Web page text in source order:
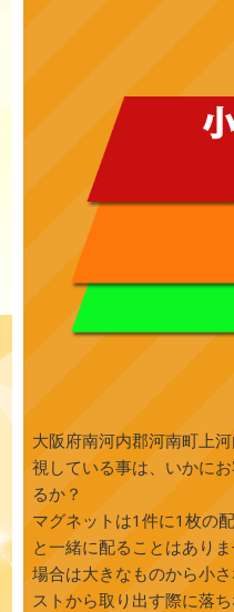
大阪府南河内郡河南町上
視している事は、いかに
るか？
マグネットは1件に1枚の
と一緒に配ることはあり
場合は大きなものから小
ストから取り出す際に落